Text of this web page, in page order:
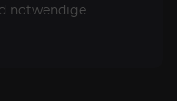
notwendige